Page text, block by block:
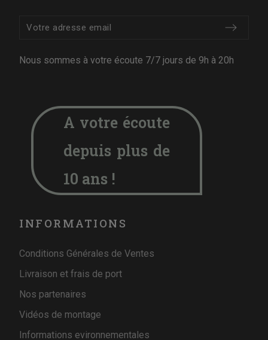
Nous sommes à votre écoute 7/7 jours de 9h à 20h
A votre écoute
depuis plus de
10 ans !
INFORMATIONS
Conditions Générales de Ventes
Livraison et frais de port
Nos partenaires
Vidéos de montage
Informations evironnementales